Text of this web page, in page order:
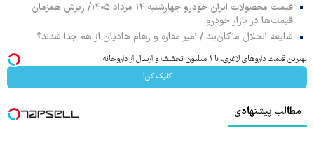
قیمت محصولات ایران خودرو چهارشنبه ۱۴ مرداد ۱۴۰۵/ ریزش همزمان
قیمت‌ها در بازار خودرو
شایعه انحلال ماکان‌بند / امیر مقاره و رهام هادیان از هم جدا شدند؟
بهترین قیمت داروهای لاغری، با ۱ میلیون تخفیف و ارسال از داروخانه‌
کلیک کن!
مطالب پیشنهادی